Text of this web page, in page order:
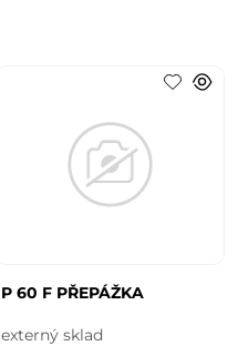
P 60 F PŘEPÁŽKA
externý sklad